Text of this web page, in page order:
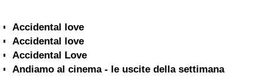
Accidental love
Accidental love
Accidental Love
Andiamo al cinema - le uscite della settimana